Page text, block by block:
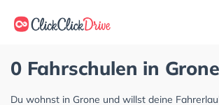
0 Fahrschulen in Grone
Du wohnst in Grone und willst deine